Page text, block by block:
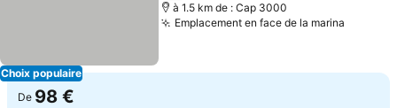
Choix populaire
à 1.5 km de : Cap 3000
Emplacement en face de la marina
De 98 €